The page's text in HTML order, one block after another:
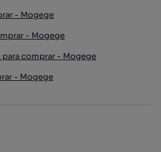
- Mogege
- Mogege
comprar - Mogege
- Mogege